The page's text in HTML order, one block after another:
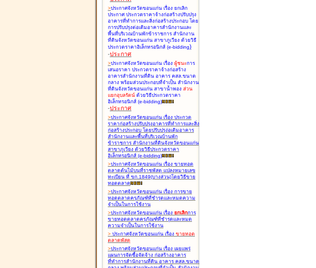
>ประกาศจังหวัดขอนแก่น เรื่อง ยกเลิก
ประกาศ ประกวดราคาจ้างก่อสร้างปรับปรุง
อาคารที่ทำการและสิ่งก่อสร้างประกอบ โดย
การปรับปรุงต่อเติมอาคารสำนักงานและ
พื้นที่บริเวณบ้านพักข้าราชการ สำนักงาน
ที่ดินจังหวัดขอนแก่น สาขาภูเวียง ด้วยวิธี
ประกวดราคาอิเล็กทรอนิกส์ (e-bidding)
-ประกาศ
>ประกาศจังหวัดขอนแก่น เรื่อง ผู้ชนะการ
เสนอราคา ประกวดราคาจ้างก่อสร้าง
อาคารสำนักงานที่ดิน อาคาร คสล.ขนาด
กลาง พร้อมส่วนประกอบที่จำเป็น สำนักงาน
ที่ดินจังหวัดขอนแก่น สาขาน้ำพอง ส่วน
แยกอุบลรัตน์ ด้วยวิธีประกวดราคา
อิเล็กทรอนิกส์ (e-bidding)
-ประกาศ
>ประกาศจังหวัดขอนแก่น เรื่อง ประกวด
ราคาก่อสร้างปรับปรุงอาคารที่ทำการและสิ่ง
ก่อสร้างประกอบ โดยปรับปรุง่อเติมอาคาร
สำนักงานและพื้นที่บริเวณบ้านพัก
ข้าราชการ สำนักงานที่ดินจังหวัดขอนแก่น
สาขาภูเวียง ด้วยวิธีประกวดราคา
อิเล็กทรอนิกส์ (e-bidding)
>ประกาศจังหวัดขอนแก่น เรื่อง ขายทอด
ตลาดต้นไม้บนที่ราชพัสดุ แปลงหมายเลข
ทะเบียน ที่ ขก.1849(บางส่วน)โดยวิธีขาย
ทอดตลาด
>ประกาศจังหวัดขอนแก่น เรื่อง การขาย
ทอดตลาดครุภัณฑ์ที่ชำรุดและหมดความ
จำเป็นในการใช้งาน
>ประกาศจังหวัดขอนแก่น เรื่อง ยกเลิกการ
ขายทอดตลาดครุภัณฑ์ที่ชำรุดและหมด
ความจำเป็นในการใช้งาน
> ประกาศจังหวัดขอนแก่น เรื่อง ขายทอด
ตลาดพัสดุ
>ประกาศจังหวัดขอนแก่น เรื่อง เผยแพร่
แผนการจัดซื้อจัดจ้าง ก่อสร้างอาคาร
ที่ทำการสำนักงานที่ดิน อาคาร คสล.ขนาด